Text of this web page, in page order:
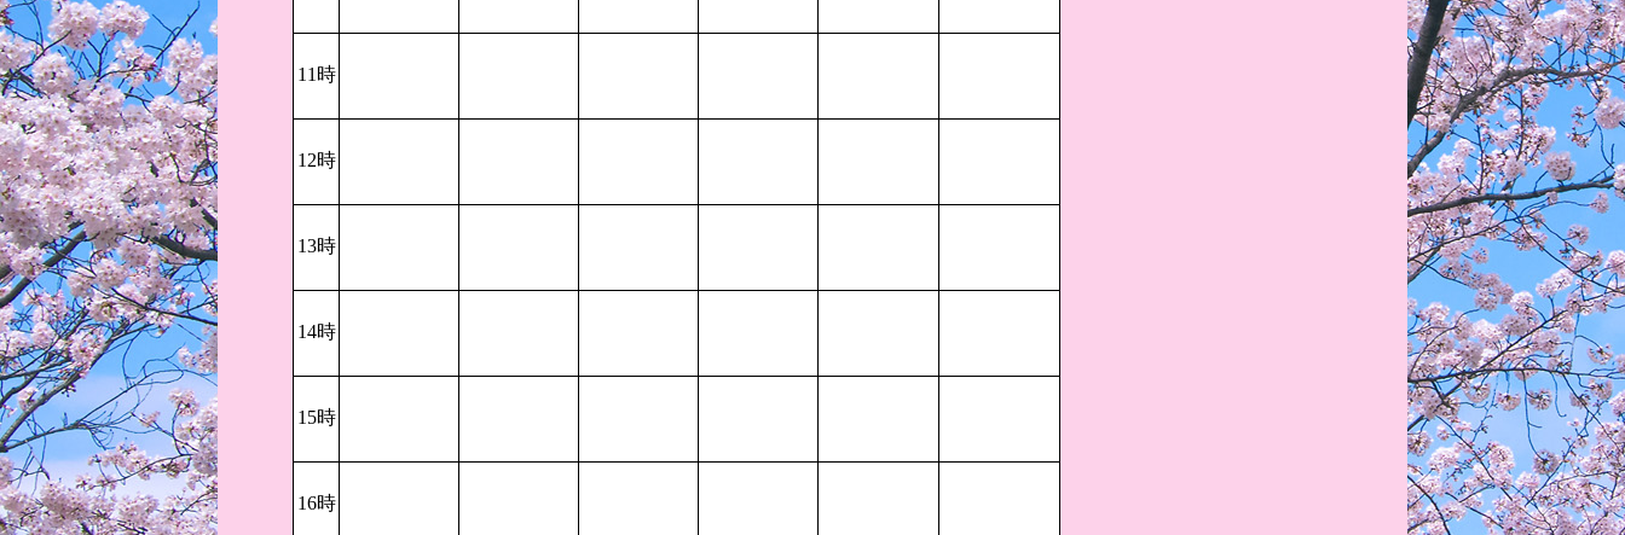
11時
12時
13時
14時
15時
16時